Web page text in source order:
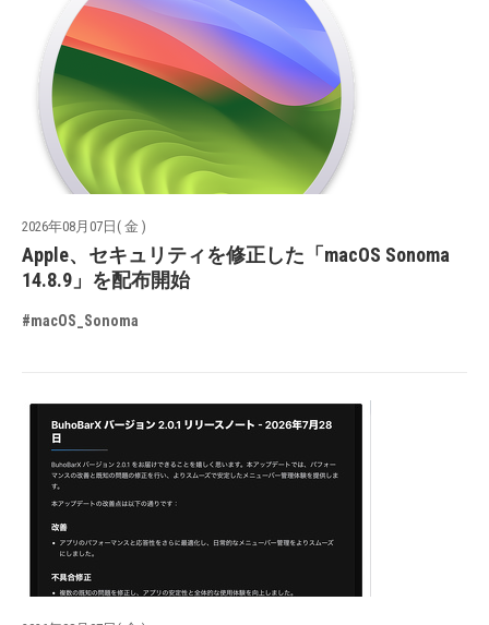
2026年08月07日( 金 )
Apple、セキュリティを修正した「macOS Sonoma
14.8.9」を配布開始
#macOS_Sonoma